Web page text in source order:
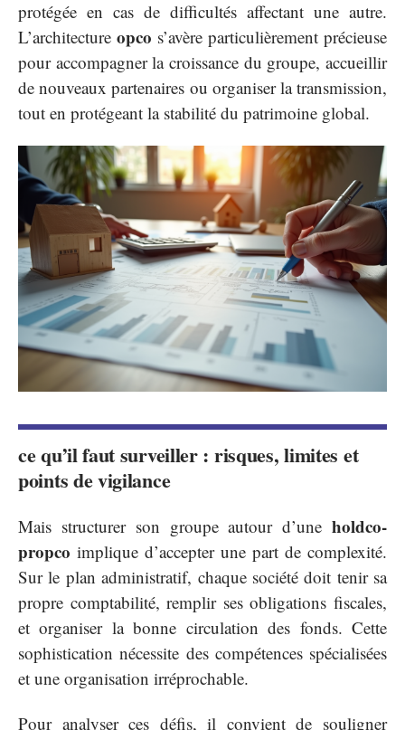
protégée en cas de difficultés affectant une autre.
L’architecture opco s’avère particulièrement précieuse
pour accompagner la croissance du groupe, accueillir
de nouveaux partenaires ou organiser la transmission,
tout en protégeant la stabilité du patrimoine global.
ce qu’il faut surveiller : risques, limites et
points de vigilance
Mais structurer son groupe autour d’une holdco-
propco implique d’accepter une part de complexité.
Sur le plan administratif, chaque société doit tenir sa
propre comptabilité, remplir ses obligations fiscales,
et organiser la bonne circulation des fonds. Cette
sophistication nécessite des compétences spécialisées
et une organisation irréprochable.
Pour analyser ces défis, il convient de souligner